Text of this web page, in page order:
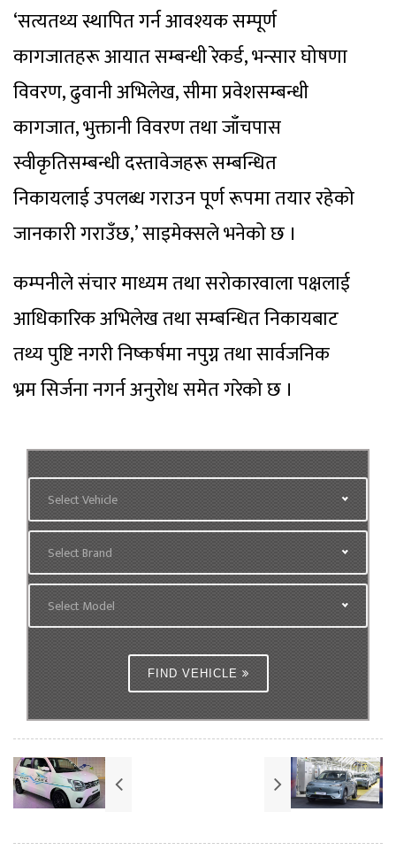
‘सत्यतथ्य स्थापित गर्न आवश्यक सम्पूर्ण
कागजातहरू आयात सम्बन्धी रेकर्ड, भन्सार घोषणा
विवरण, ढुवानी अभिलेख, सीमा प्रवेशसम्बन्धी
कागजात, भुक्तानी विवरण तथा जाँचपास
स्वीकृतिसम्बन्धी दस्तावेजहरू सम्बन्धित
निकायलाई उपलब्ध गराउन पूर्ण रूपमा तयार रहेको
जानकारी गराउँछ,’ साइमेक्सले भनेको छ ।
कम्पनीले संचार माध्यम तथा सरोकारवाला पक्षलाई
आधिकारिक अभिलेख तथा सम्बन्धित निकायबाट
तथ्य पुष्टि नगरी निष्कर्षमा नपुग्न तथा सार्वजनिक
भ्रम सिर्जना नगर्न अनुरोध समेत गरेको छ ।
Select Vehicle
Select Brand
Select Model
FIND VEHICLE